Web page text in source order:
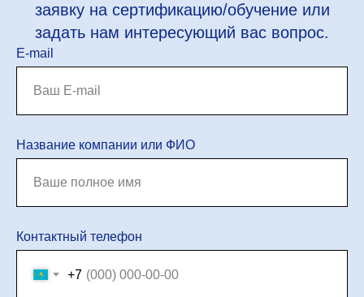
заявку на сертификацию/обучение или
задать нам интересующий вас вопрос.
E-mail
Название компании или ФИО
Контактный телефон
+7